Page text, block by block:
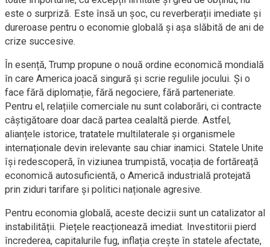
este o surpriză. Este însă un șoc, cu reverberații imediate și
dureroase pentru o economie globală și așa slăbită de ani de
crize succesive.
În esență, Trump propune o nouă ordine economică mondială
în care America joacă singură și scrie regulile jocului. Și o
face fără diplomație, fără negociere, fără parteneriate.
Pentru el, relațiile comerciale nu sunt colaborări, ci contracte
câștigătoare doar dacă partea cealaltă pierde. Astfel,
alianțele istorice, tratatele multilaterale și organismele
internaționale devin irelevante sau chiar inamici. Statele Unite
își redescoperă, în viziunea trumpistă, vocația de fortăreață
economică autosuficientă, o Americă industrială protejată
prin ziduri tarifare și politici naționale agresive.
Pentru economia globală, aceste decizii sunt un catalizator al
instabilității. Piețele reacționează imediat. Investitorii pierd
încrederea, capitalurile fug, inflația crește în statele afectate,